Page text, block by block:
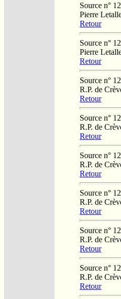
Source n°
Pierre
Retour
Source n°
Pierre
Retour
Source n°
R.P. de
Retour
Source n°
R.P. de
Retour
Source n°
R.P. de
Retour
Source n°
R.P. de
Retour
Source n°
R.P. de
Retour
Source n°
R.P. de
Retour